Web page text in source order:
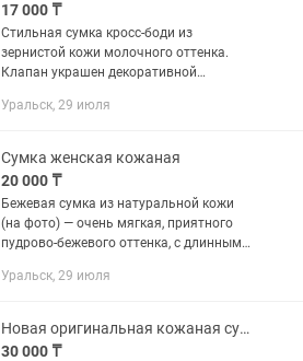
17 000 ₸
Стильная сумка кросс-боди из
зернистой кожи молочного оттенка.
Клапан украшен декоративной
ремешок золотого цвета для ношения
ручка...
Уральск, 29 июля
Сумка женская кожаная
20 000 ₸
Бежевая сумка из натуральной кожи
(на фото) — очень мягкая, приятного
пудрово-бежевого оттенка, с длинным
состояние практически новой.
Уральск, 29 июля
Новая оригинальная кожаная сумка Calvin Klein
30 000 ₸